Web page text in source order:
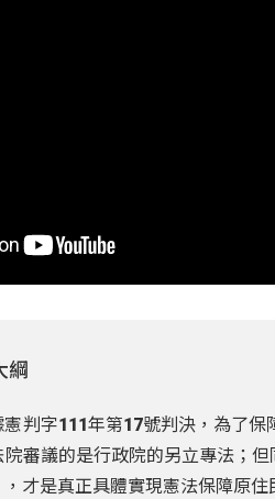
綱
憲判字111年第17號判決，為了保
院審議的是行政院的另立專法；
，才是真正具體實現憲法保障原住